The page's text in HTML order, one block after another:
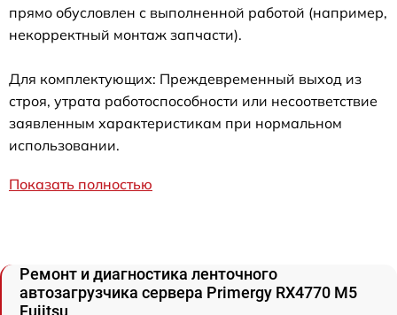
прямо обусловлен с выполненной работой (например,
некорректный монтаж запчасти).
Для комплектующих: Преждевременный выход из
строя, утрата работоспособности или несоответствие
заявленным характеристикам при нормальном
использовании.
Показать полностью
Ремонт и диагностика ленточного
автозагрузчика сервера Primergy RX4770 M5
Fujitsu